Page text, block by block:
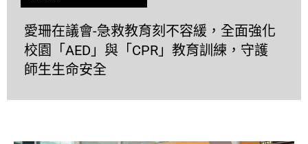
愛珊在議會-急救教育刻不容緩，全面強化
校園「AED」與「CPR」教育訓練，守護
師生生命安全